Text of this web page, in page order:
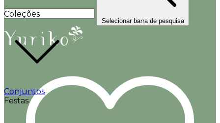
Coleções
Conjuntos
Festas
Selecionar barra de pesquisa